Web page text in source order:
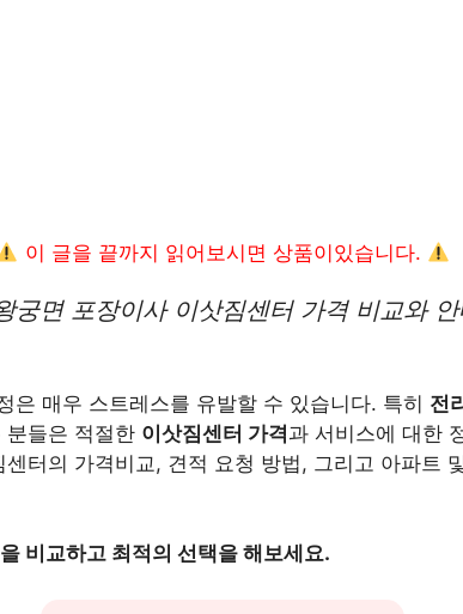
이 글을 끝까지 읽어보시면 상품이있습니다.
궁면 포장이사 이삿짐센터 가격 비교와
은 매우 스트레스를 유발할 수 있습니다. 특히 전
분들은 적절한 이삿짐센터 가격과 서비스에 대한
터의 가격비교, 견적 요청 방법, 그리고 아파트
비교하고 최적의 선택을 해보세요.